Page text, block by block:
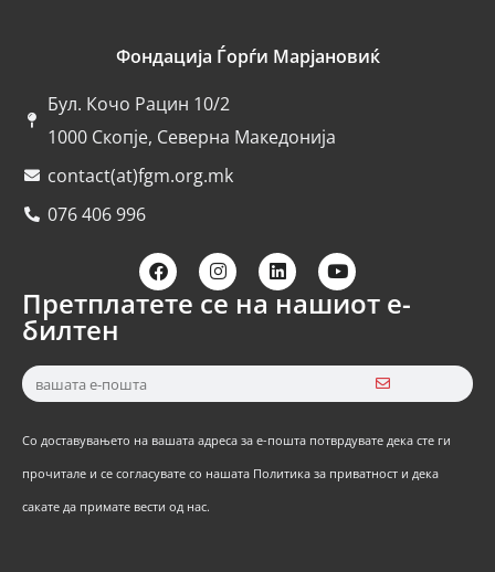
Фондација Ѓорѓи Марјановиќ
Бул. Кочо Рацин 10/2
1000 Скопје, Северна Македонија
contact(at)fgm.org.mk
076 406 996
Претплатете се на нашиот е-
билтен
Со доставувањето на вашата адреса за е-пошта потврдувате дека сте ги
прочитале и се согласувате со нашата Политика за приватност и дека
сакате да примате вести од нас.